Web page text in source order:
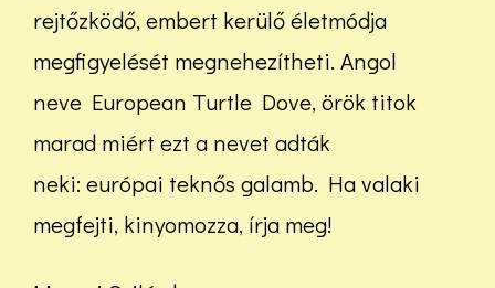
rejtőzködő, embert kerülő életmódja
megfigyelését megnehezítheti. Angol
neve European Turtle Dove, örök titok
marad miért ezt a nevet adták
neki: európai teknős galamb. Ha valaki
megfejti, kinyomozza, írja meg!